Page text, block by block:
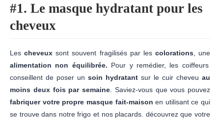
#1. Le masque hydratant pour les
cheveux
Lescheveux sont souvent fragilisés par les colorations, une
alimentation non équilibrée. Pour y remédier, les coiffeurs
conseillent de poser un soin hydratant sur le cuir cheveu au
moins deux fois par semaine. Saviez-vous que vous pouvez
fabriquer votre propre masque fait-maison en utilisant ce qui
se trouve dans notre frigo et nos placards. découvrez que votre